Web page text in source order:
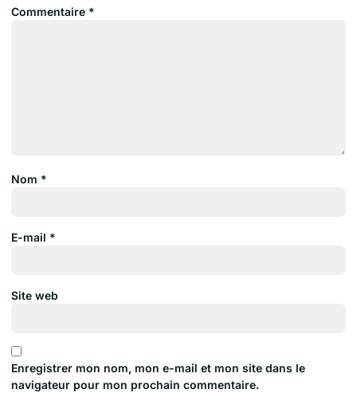
Commentaire *
Nom *
E-mail *
Site web
Enregistrer mon nom, mon e-mail et mon site dans le
navigateur pour mon prochain commentaire.